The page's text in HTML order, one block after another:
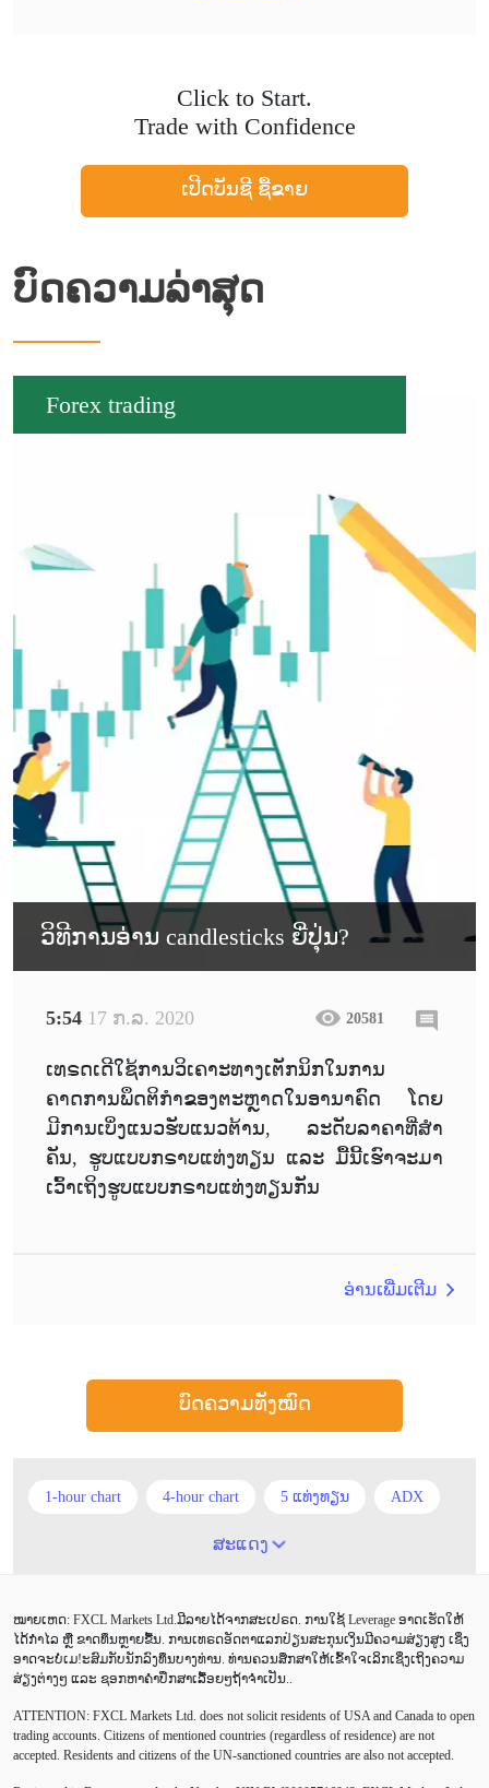
Click to Start.
Trade with Confidence
ເປີດບັນຊີ ຊື້ຂາຍ
ບົດຄວາມລ່າສຸດ
Forex trading
ວິທີການອ່ານ candlesticks ຍີ່ປຸ່ນ?
5:54 17 ກ.ລ. 2020 20581
ເທຣດເດີໃຊ້ການວິເຄາະທາງເຕັກນິກໃນການ
ຄາດການພຶດຕິກໍາຂອງຕະຫຼາດໃນອານາຄົດ ໂດຍ
ມີການເບິ່ງແນວຮັບແນວຕ້ານ, ລະດັບລາຄາທີ່ສໍາ
ຄັນ, ຮູບແບບກຣາບແທ່ງທຽນ ແລະ ມື້ນີ້ເຮົາຈະມາ
ເວົ້າເຖິງຮູບແບບກຣາບແທ່ງທຽນກັນ
ອ່ານເພີ່ມເຕີມ
ບົດຄວາມທັງໝົດ
1-hour chart 4-hour chart 5 ແທ່ງທຽນ ADX
Alexander Elder
Buy Stop CAD CHF COVID-19 CPI
Canadian dollar Charles Dow
Chinese Yuan Correlation Matrix D1 DailyFX
Default mode network Doji EA EA ເຊີງລຸກ
ສະແດງ
ໝາຍເຫດ: FXCL Markets Ltd.ມີລາຍໄດ້ຈາກສະເປຣດ. ການໃຊ້ Leverage ອາດເຮັດໃຫ້
ໄດ້ກຳໄລ ຫຼື ຂາດທຶນຫຼາຍຂື້ນ. ການເທຣດອັດຕາແລກປ່ຽນສະກຸນເງິນມີຄວາມສ່ຽງສູງ ເຊິ່ງ
ອາດຈະບໍ່ເມ!ະສົມກັບນັກລົງທຶນບາງທ່ານ. ທ່ານຄວນສຶກສາໃຫ້ເຂົ້າໃຈເລິກເຊິ່ງເຖິງຄວາມ
ສ່ຽງຕ່າງໆ ແລະ ຊອກຫາຄຳປຶກສາເລື້ອຍໆຖ້າຈຳເປັນ..
ATTENTION: FXCL Markets Ltd. does not solicit residents of USA and Canada to open
trading accounts. Citizens of mentioned countries (regardless of residence) are not
accepted. Residents and citizens of the UN-sanctioned countries are also not accepted.